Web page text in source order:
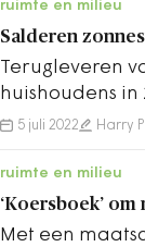
ruimte en milieu
Salderen
Terugleveren
huishoudens in
op. Daarna
5 juli 2022 Harry
ruimte en milieu
‘Koersboek’
Met een